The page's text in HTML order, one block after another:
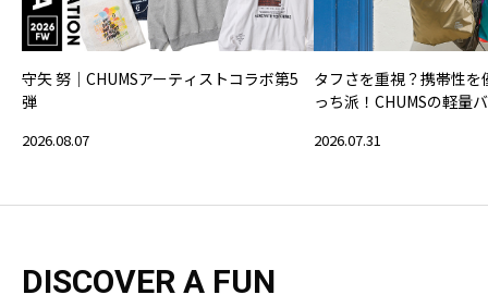
守矢 努｜CHUMSアーティストコラボ第5
弾
2026.08.07
タフさを重視？携帯性
っち派！CHUMSの軽量
2026.07.31
DISCOVER A FUN